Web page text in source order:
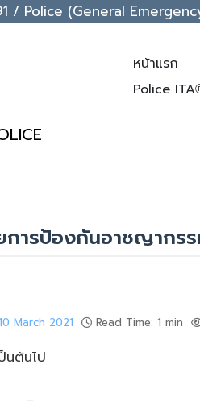
/ Police (General
หน้าแรก
Police
การป้องกันอาชญากร
March 2021 Read Time: 1 min
นต้นไป